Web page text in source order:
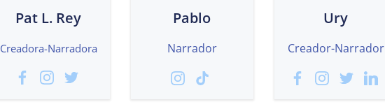
Pat L. Rey
Creadora-Narradora
Pablo
Narrador
Ury
Creador-Narrador